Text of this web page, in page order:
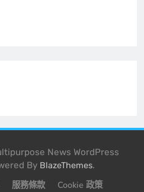
News WordPress
By BlazeThemes.
服務條款
Cookie 政策